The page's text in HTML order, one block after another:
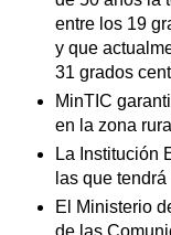
entre los 19
y que
31 grados
MinTIC
en la zona
La Institución
las que
El Ministerio
de las